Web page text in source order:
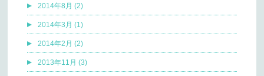
2014年8月 (2)
2014年3月 (1)
2014年2月 (2)
2013年11月 (3)